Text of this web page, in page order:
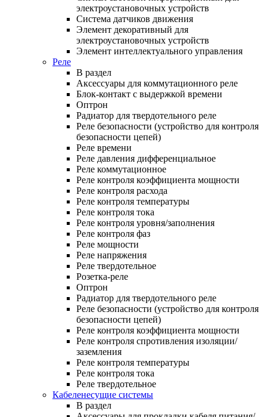
электроустановочных устройств
Система датчиков движения
Элемент декоративный для
электроустановочных устройств
Элемент интеллектуального управления
Реле
В раздел
Аксессуары для коммутационного реле
Блок-контакт с выдержкой времени
Оптрон
Радиатор для твердотельного реле
Реле безопасности (устройство для контроля
безопасности цепей)
Реле времени
Реле давления дифференциальное
Реле коммутационное
Реле контроля коэффициента мощности
Реле контроля расхода
Реле контроля температуры
Реле контроля тока
Реле контроля уровня/заполнения
Реле контроля фаз
Реле мощности
Реле напряжения
Реле твердотельное
Розетка-реле
Оптрон
Радиатор для твердотельного реле
Реле безопасности (устройство для контроля
безопасности цепей)
Реле контроля коэффициента мощности
Реле контроля спротивления изоляции/
заземления
Реле контроля температуры
Реле контроля тока
Реле твердотельное
Кабеленесущие системы
В раздел